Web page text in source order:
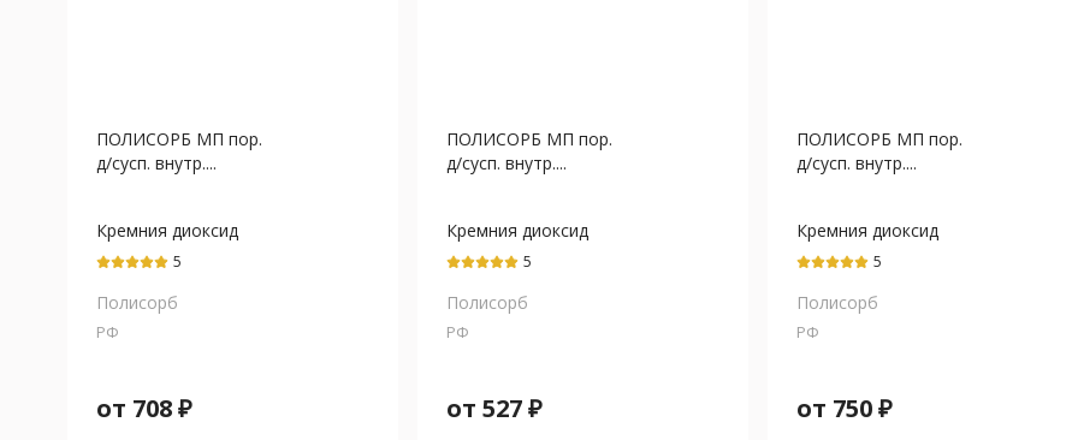
ПОЛИСОРБ МП пор.
д/сусп. внутр....
Кремния диоксид
коллоидный
5
Полисорб
РФ
от 708₽
ПОЛИСОРБ МП пор.
д/сусп. внутр....
Кремния диоксид
коллоидный
5
Полисорб
РФ
от 527₽
ПОЛИСОРБ МП пор.
д/сусп. внутр....
Кремния диоксид
коллоидный
5
Полисорб
РФ
от 750₽